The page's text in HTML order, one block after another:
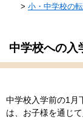
> 小・中学校の
中学校への入
中学校入学前の1月
は、お子様を通じ